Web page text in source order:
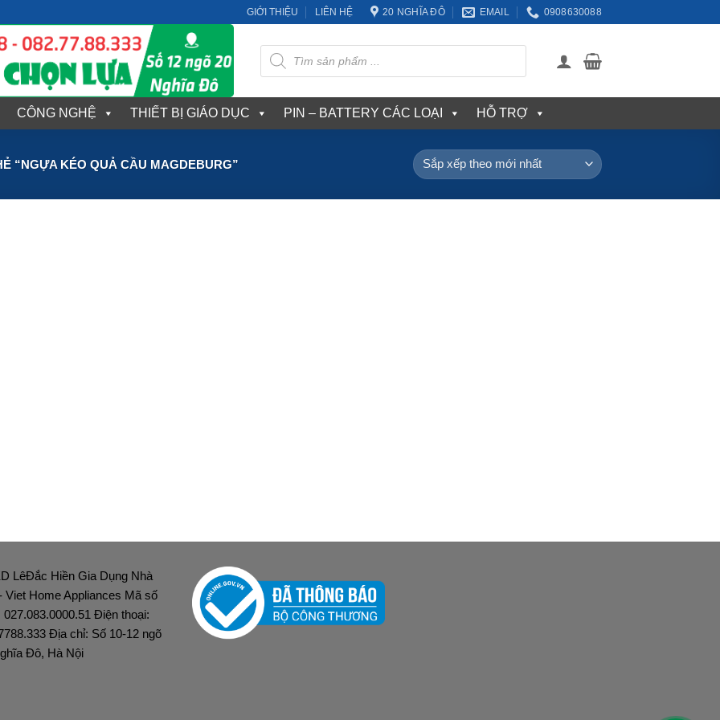
GIỚI THIỆU LIÊN HỆ 20 NGHĨA ĐÔ EMAIL 0908630088
Tìm
kiếm
sản
phẩm
CÔNG NGHỆ THIẾT BỊ GIÁO DỤC PIN – BATTERY CÁC LOẠI HỖ TRỢ
“NGỰA KÉO QUẢ CẦU MAGDEBURG”
LêĐắc Hiền Gia Dụng Nhà
Viet Home Appliances Mã số
027.083.0000.51 Điện thoại:
Địa chỉ: Số 10-12 ngõ
Đô, Hà Nội